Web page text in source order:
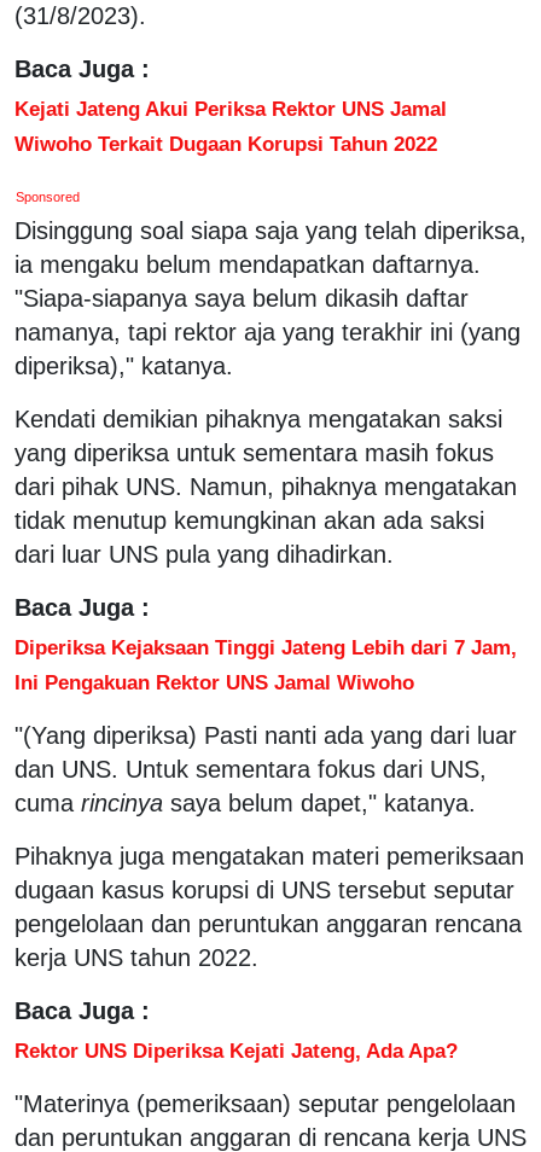
(31/8/2023).
Baca Juga :
Kejati Jateng Akui Periksa Rektor UNS Jamal
Wiwoho Terkait Dugaan Korupsi Tahun 2022
Sponsored
Disinggung soal siapa saja yang telah diperiksa,
ia mengaku belum mendapatkan daftarnya.
"Siapa-siapanya saya belum dikasih daftar
namanya, tapi rektor aja yang terakhir ini (yang
diperiksa)," katanya.
Kendati demikian pihaknya mengatakan saksi
yang diperiksa untuk sementara masih fokus
dari pihak UNS. Namun, pihaknya mengatakan
tidak menutup kemungkinan akan ada saksi
dari luar UNS pula yang dihadirkan.
Baca Juga :
Diperiksa Kejaksaan Tinggi Jateng Lebih dari 7 Jam,
Ini Pengakuan Rektor UNS Jamal Wiwoho
"(Yang diperiksa) Pasti nanti ada yang dari luar
dan UNS. Untuk sementara fokus dari UNS,
cuma rincinya saya belum dapet," katanya.
Pihaknya juga mengatakan materi pemeriksaan
dugaan kasus korupsi di UNS tersebut seputar
pengelolaan dan peruntukan anggaran rencana
kerja UNS tahun 2022.
Baca Juga :
Rektor UNS Diperiksa Kejati Jateng, Ada Apa?
"Materinya (pemeriksaan) seputar pengelolaan
dan peruntukan anggaran di rencana kerja UNS